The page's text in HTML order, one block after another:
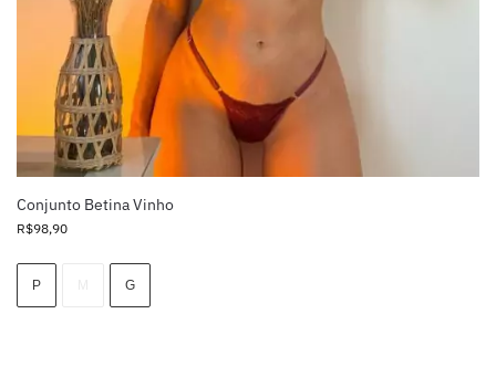
Conjunto Betina Vinho
R$98,90
P G